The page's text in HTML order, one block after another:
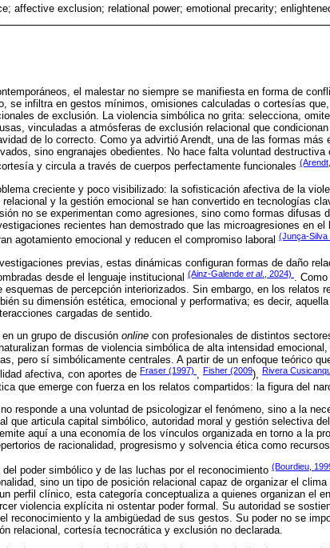
affective exclusion; relational power; emotional precarity;
el malestar no siempre se manifiesta en forma de
se infiltra en gestos mínimos, omisiones calculadas o cortesías
de exclusión. La violencia simbólica no grita: selecciona,
vinculadas a atmósferas de exclusión relacional que
de lo correcto. Como ya advirtió Arendt, una de las formas más
sino engranajes obedientes. No hace falta voluntad destructiva
y circula a través de cuerpos perfectamente funcionales
creciente y poco visibilizado: la sofisticación afectiva de la
y la gestión emocional se han convertido en tecnologías
no se experimentan como agresiones, sino como formas difusas
recientes han demostrado que las microagresiones en el
agotamiento emocional y reducen el compromiso laboral (Junça-Silva
previas, estas dinámicas configuran formas de daño
desde el lenguaje institucional (Ainz-Galende et al., 2024) .
esquemas de percepción interiorizados. Sin embargo, en los relatos
su dimensión estética, emocional y performativa; es decir,
cargadas de sentido.
un grupo de discusión online con profesionales de distintos
formas de violencia simbólica de alta intensidad
pero sí simbólicamente centrales. A partir de un enfoque teórico
afectiva, con aportes de Fraser (1997) , Fisher (2009), Rivera
que emerge con fuerza en los relatos compartidos: la figura del
responde a una voluntad de psicologizar el fenómeno, sino a la
que articula capital simbólico, autoridad moral y gestión selectiva
aquí a una economía de los vínculos organizada en torno a la
de racionalidad, progresismo y solvencia ética como
poder simbólico y de las luchas por el reconocimiento (Bourdieu,
sino un tipo de posición relacional capaz de organizar el
perfil clínico, esta categoría conceptualiza a quienes organizan el
violencia explícita ni ostentar poder formal. Su autoridad se
reconocimiento y la ambigüedad de sus gestos. Su poder no se
relacional, cortesía tecnocrática y exclusión no declarada.